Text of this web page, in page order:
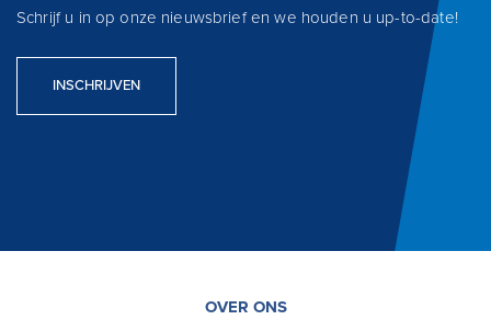
Schrijf u in op onze nieuwsbrief en we houden u up-to-date!
INSCHRIJVEN
OVER ONS